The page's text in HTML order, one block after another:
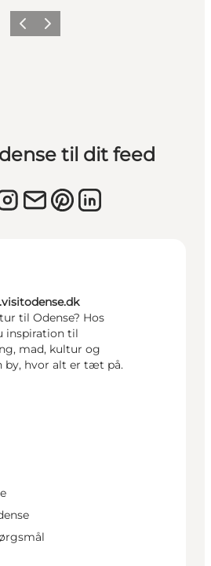
ForrigeNæste
til dit feed
til Odense? Hos
inspiration til
mad, kultur og
by, hvor alt er tæt på.